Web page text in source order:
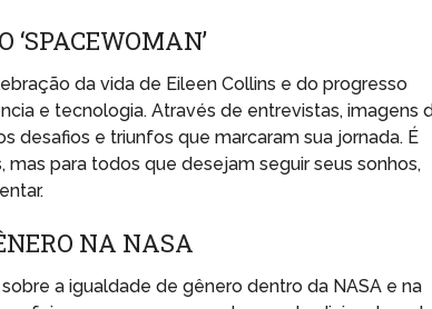
da vida de Eileen Collins e do progresso
e tecnologia. Através de entrevistas, imagens
desafios e triunfos que marcaram sua jornada. É
mas para todos que desejam seguir seus sonhos,
NA NASA
a igualdade de gênero dentro da NASA e na